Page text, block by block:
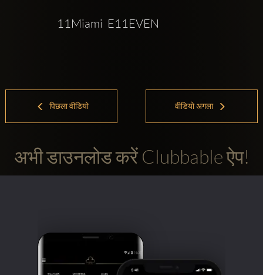
11Miami  E11EVEN
पिछला वीडियो वीडियो अगला
अभी डाउनलोड करें Clubbable ऐप!